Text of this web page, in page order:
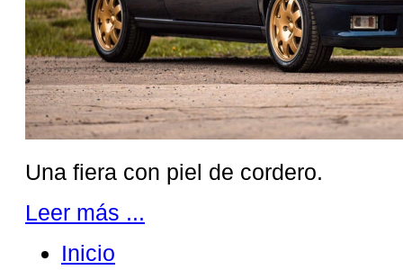
Una fiera con piel de cordero.
Leer más ...
Inicio